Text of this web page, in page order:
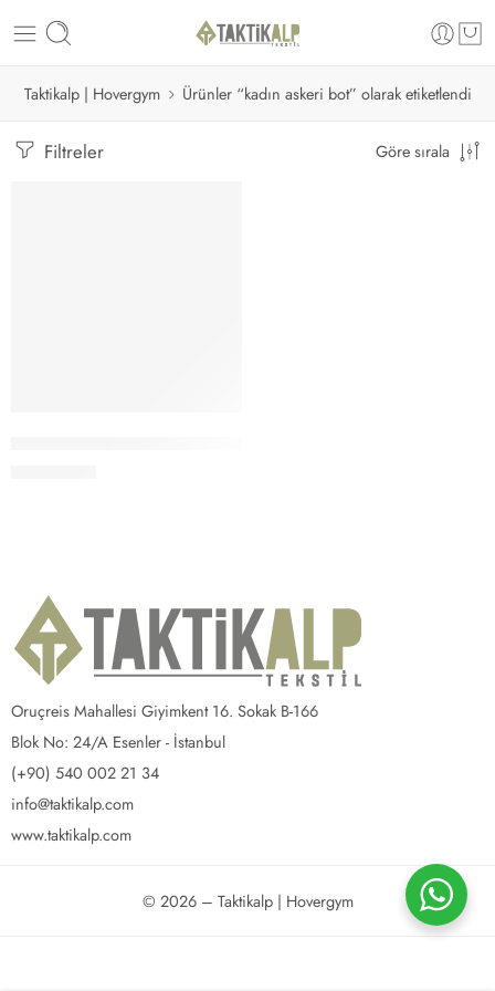
Taktikalp | Hovergym Ürünler “kadın askeri bot” olarak etiketlendi
Filtreler Göre sırala
Oruçreis Mahallesi Giyimkent 16. Sokak B-166
Blok No: 24/A Esenler - İstanbul
(+90) 540 002 21 34
info@taktikalp.com
www.taktikalp.com
© 2026 – Taktikalp | Hovergym